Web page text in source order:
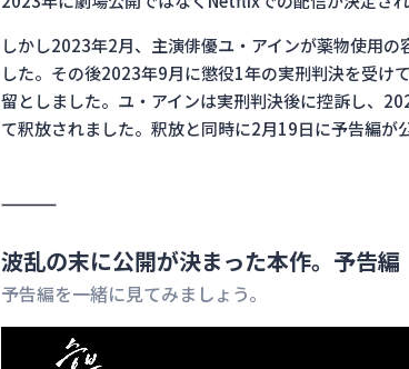
しかし2023年2月、主演俳優ユ・アインが薬物使用
した。その後2023年9月に懲役1年の実刑判決を受け
留としました。ユ・アインは実刑判決後に控訴し、
て釈放されました。釈放と同時に2月19日に予告編が
波乱の末に公開が決まった本作。予告編
予告編を一緒に見てみましょう。